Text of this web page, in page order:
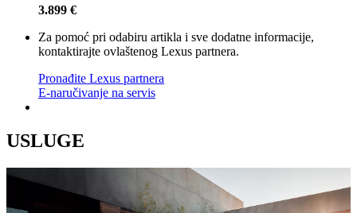
3.899 €
Za pomoć pri odabiru artikla i sve dodatne informacije,
kontaktirajte ovlaštenog Lexus partnera.
Pronađite Lexus partnera
E-naručivanje na servis
USLUGE